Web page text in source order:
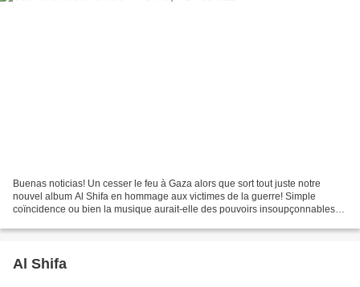
Buenas noticias! Un cesser le feu à Gaza alors que sort tout juste notre
nouvel album Al Shifa en hommage aux victimes de la guerre! Simple
coïncidence ou bien la musique aurait-elle des pouvoirs insoupçonnables?
Al Shifa